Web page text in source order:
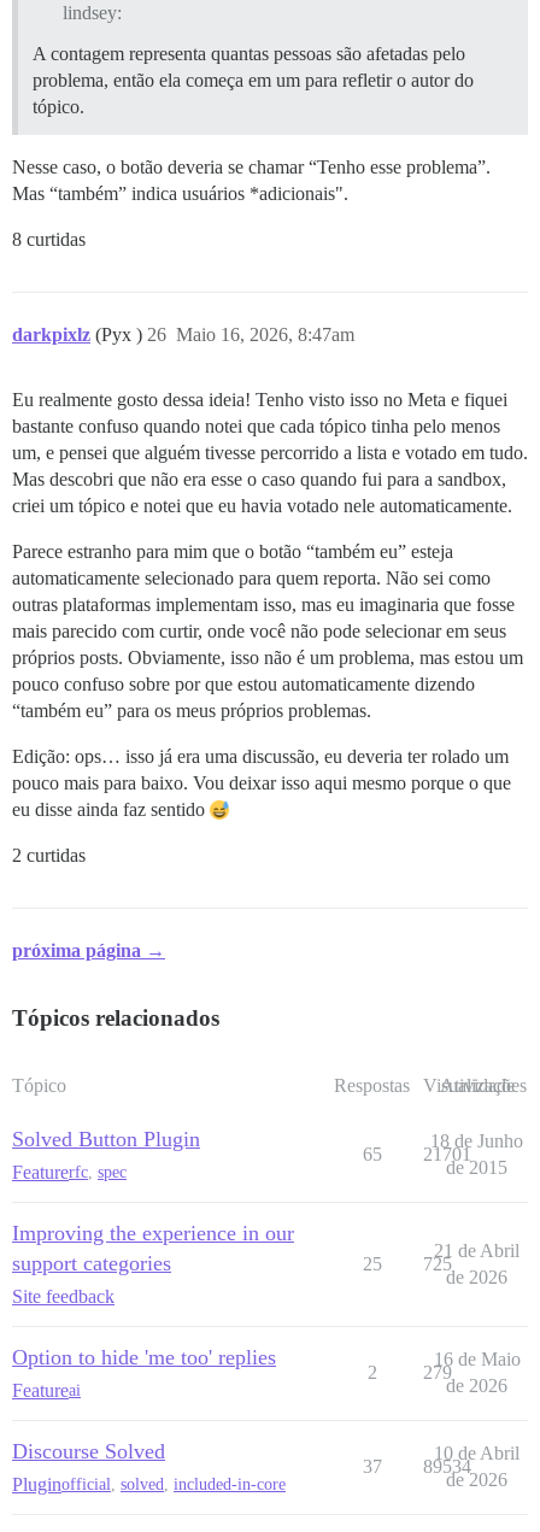
lindsey:
A contagem representa quantas pessoas são afetadas pelo
problema, então ela começa em um para refletir o autor do
tópico.
Nesse caso, o botão deveria se chamar “Tenho esse problema”.
Mas “também” indica usuários *adicionais".
8 curtidas
darkpixlz (Pyx ) Maio 16, 2026, 8:47am
26
Eu realmente gosto dessa ideia! Tenho visto isso no Meta e fiquei
bastante confuso quando notei que cada tópico tinha pelo menos
um, e pensei que alguém tivesse percorrido a lista e votado em tudo.
Mas descobri que não era esse o caso quando fui para a sandbox,
criei um tópico e notei que eu havia votado nele automaticamente.
Parece estranho para mim que o botão “também eu” esteja
automaticamente selecionado para quem reporta. Não sei como
outras plataformas implementam isso, mas eu imaginaria que fosse
mais parecido com curtir, onde você não pode selecionar em seus
próprios posts. Obviamente, isso não é um problema, mas estou um
pouco confuso sobre por que estou automaticamente dizendo
“também eu” para os meus próprios problemas.
Edição: ops… isso já era uma discussão, eu deveria ter rolado um
pouco mais para baixo. Vou deixar isso aqui mesmo porque o que
eu disse ainda faz sentido
2 curtidas
próxima página →
Tópicos relacionados
Tópico Respostas Visualizações
Atividade
Solved Button Plugin
Featurerfc, spec
65 21701
18 de Junho
de 2015
Improving the experience in our
support categories
Site feedback
25 725
21 de Abril
de 2026
Option to hide 'me too' replies
Featureai
2 279
16 de Maio
de 2026
Discourse Solved
Pluginofficial, solved, included-in-core
37 89534
10 de Abril
de 2026